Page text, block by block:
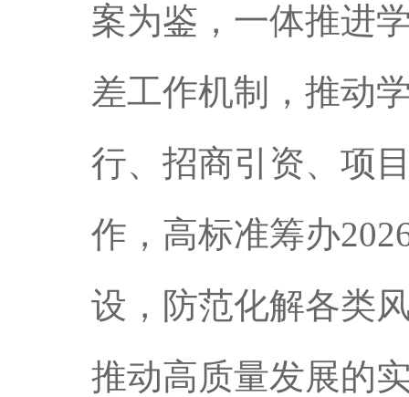
案为鉴，一体推进
差工作机制，推动
行、招商引资、项
作，高标准筹办
设，防范化解各类
推动高质量发展的